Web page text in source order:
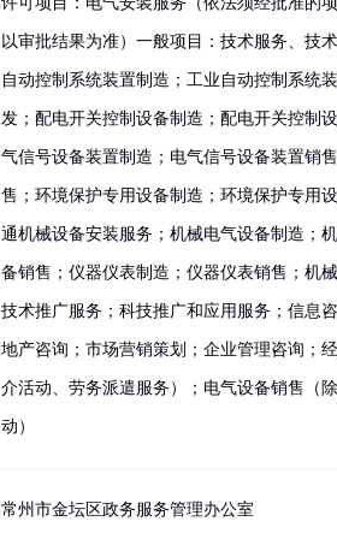
以审批结果为准）一般项目：技术服务、技
自动控制系统装置制造；工业自动控制系统
发；配电开关控制设备制造；配电开关控制
气信号设备装置制造；电气信号设备装置销
售；环境保护专用设备制造；环境保护专用
通机械设备安装服务；机械电气设备制造；
备销售；仪器仪表制造；仪器仪表销售；机
技术推广服务；科技推广和应用服务；信息
地产咨询；市场营销策划；企业管理咨询；
介活动、劳务派遣服务）；电气设备销售（
动）
常州市金坛区政务服务管理办公室